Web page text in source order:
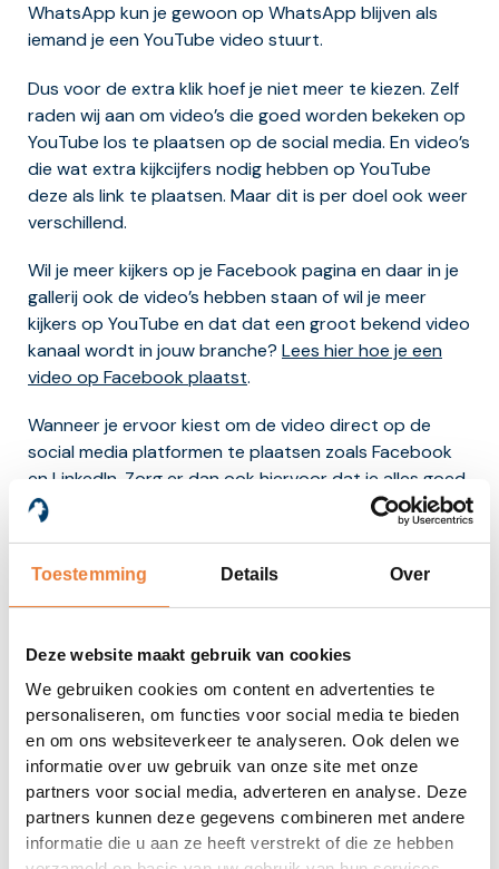
Toestemming Details Over
Deze website maakt gebruik van cookies
We gebruiken cookies om content en advertenties te
personaliseren, om functies voor social media te bieden
en om ons websiteverkeer te analyseren. Ook delen we
informatie over uw gebruik van onze site met onze
partners voor social media, adverteren en analyse. Deze
partners kunnen deze gegevens combineren met andere
informatie die u aan ze heeft verstrekt of die ze hebben
WhatsApp kun je gewoon op WhatsApp blijven als
iemand je een YouTube video stuurt.
Dus voor de extra klik hoef je niet meer te kiezen. Zelf
raden wij aan om video’s die goed worden bekeken op
YouTube los te plaatsen op de social media. En video’s
die wat extra kijkcijfers nodig hebben op YouTube
deze als link te plaatsen. Maar dit is per doel ook weer
verschillend.
Wil je meer kijkers op je Facebook pagina en daar in je
gallerij ook de video’s hebben staan of wil je meer
kijkers op YouTube en dat dat een groot bekend video
kanaal wordt in jouw branche? Lees hier hoe je een
video op Facebook plaatst.
Wanneer je ervoor kiest om de video direct op de
social media platformen te plaatsen zoals Facebook
en LinkedIn. Zorg er dan ook hiervoor dat je alles goed
invult net als bij een YouTube video. Zoals de titel,
Bekijk hier het 10
video.
4 tips voor het vindbaar
maken van je video
Begin gewoon met video
Doe het zelf of besteed het uit aan een
videoproductie bedrijf zoals bijvoorbeeld Van Ei naar
Kip.